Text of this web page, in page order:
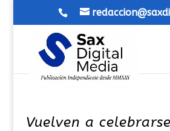
Vuelven a